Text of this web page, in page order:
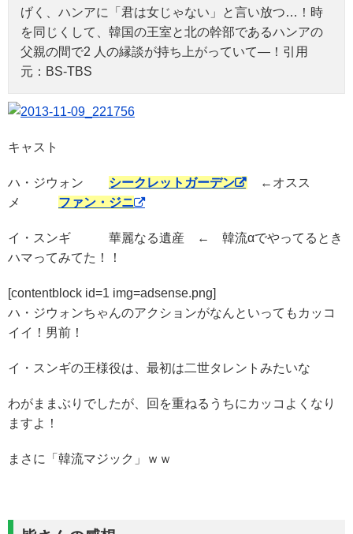
げく、ハンアに「君は女じゃない」と言い放つ…！時
を同じくして、韓国の王室と北の幹部であるハンアの
父親の間で2 人の縁談が持ち上がっていて―！引用
元：BS-TBS
キャスト
ハ・ジウォン シークレットガーデン
←オスス
メ ファン・ジニ
イ・スンギ 華麗なる遺産 ← 韓流αでやってるとき
ハマってみてた！！
[contentblock id=1 img=adsense.png]
ハ・ジウォンちゃんのアクションがなんといってもカッコ
イイ！男前！
イ・スンギの王様役は、最初は二世タレントみたいな
わがままぶりでしたが、回を重ねるうちにカッコよくなり
ますよ！
まさに「韓流マジック」ｗｗ